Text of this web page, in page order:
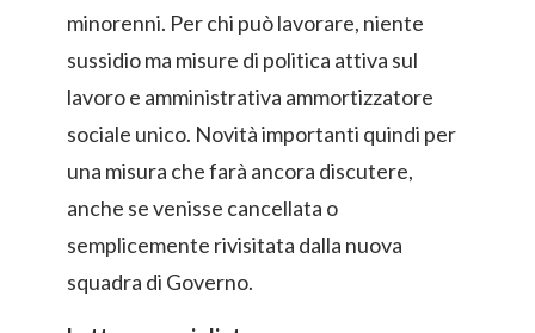
minorenni. Per chi può lavorare, niente
sussidio ma misure di politica attiva sul
lavoro e amministrativa ammortizzatore
sociale unico. Novità importanti quindi per
una misura che farà ancora discutere,
anche se venisse cancellata o
semplicemente rivisitata dalla nuova
squadra di Governo.